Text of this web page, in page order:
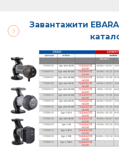
Зав антажити